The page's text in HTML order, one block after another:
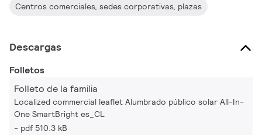
Centros comerciales, sedes corporativas, plazas
Descargas
Folletos
Folleto de la familia
Localized commercial leaflet Alumbrado público solar All-In-
One SmartBright es_CL
pdf 510.3 kB